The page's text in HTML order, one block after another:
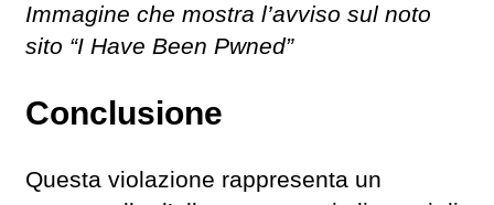
Immagine che mostra l’avviso sul noto
sito “I Have Been Pwned”
Conclusione
Questa violazione rappresenta un